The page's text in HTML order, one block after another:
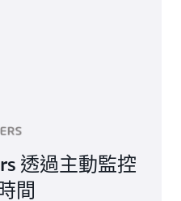
透過主動監控
間